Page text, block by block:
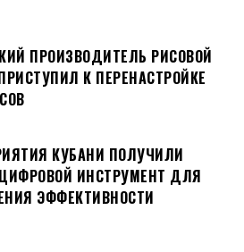
ПРОИЗВОДИТЕЛЬ РИСОВОЙ
К ПЕРЕНАСТРОЙКЕ
КУБАНИ ПОЛУЧИЛИ
ИНСТРУМЕНТ ДЛЯ
ЭФФЕКТИВНОСТИ